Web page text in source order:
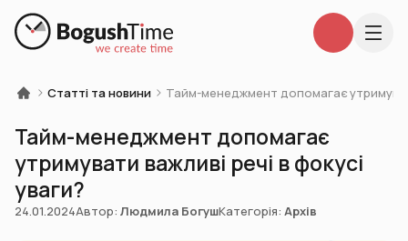
Статті та новини Тайм-менеджмент допомагає
Тайм-менеджмент допомагає
утримувати важливі речі в фокусі
уваги?
24.01.2024Автор: Людмила БогушКатегорія: Архів